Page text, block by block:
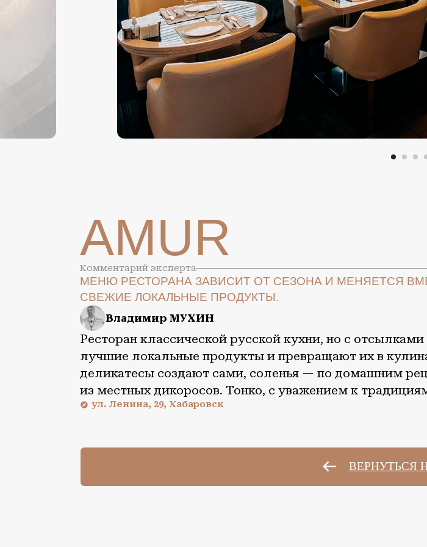
AMUR
Комментарий эксперта
МЕНЮ РЕСТОРАНА ЗАВИСИТ ОТ СЕЗОНА И МЕНЯЕТСЯ
СВЕЖИЕ ЛОКАЛЬНЫЕ ПРОДУКТЫ.
Ресторан классической русской кухни, но с отсылками к
лучшие локальные продукты и превращают их в
деликатесы создают сами, соленья — по домашним
из местных дикоросов. Тонко, с уважением к традициям и
ул. Ленина, 29, Хабаровск